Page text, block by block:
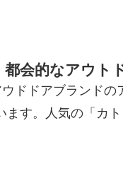
会的なアウト
ドドアブランド
す。人気の「カ